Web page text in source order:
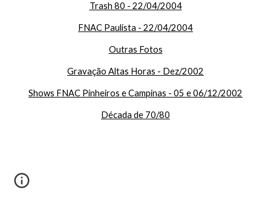
Trash 80 - 22/04/2004
FNAC Paulista - 22/04/2004
Outras Fotos
Gravação Altas Horas - Dez/2002
Shows FNAC Pinheiros e Campinas - 05 e 06/12/2002
Década de 70/80